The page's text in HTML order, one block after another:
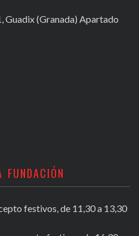
Guadix (Granada) Apartado
festivos, de 11,30 a 13,30